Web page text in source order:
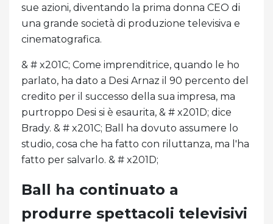
sue azioni, diventando la prima donna CEO di
una grande società di produzione televisiva e
cinematografica.
& # x201C; Come imprenditrice, quando le ho
parlato, ha dato a Desi Arnaz il 90 percento del
credito per il successo della sua impresa, ma
purtroppo Desi si è esaurita, & # x201D; dice
Brady. & # x201C; Ball ha dovuto assumere lo
studio, cosa che ha fatto con riluttanza, ma l'ha
fatto per salvarlo. & # x201D;
Ball ha continuato a
produrre spettacoli televisivi